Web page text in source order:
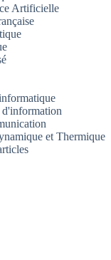
Artificielle
d'information
et Thermique